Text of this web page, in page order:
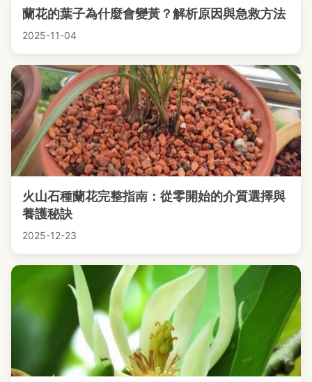
蘭花的葉子為什麼會變黃？解析原因與急救方法
2025-11-04
火山石種蘭花完整指南：從零開始的介質選擇與
養護秘訣
2025-12-23